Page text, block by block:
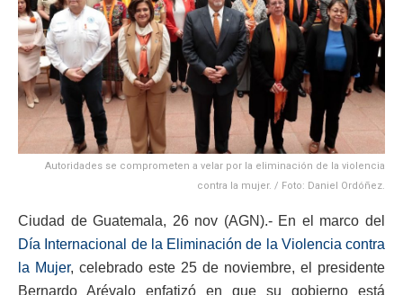
Autoridades se comprometen a velar por la eliminación de la violencia
contra la mujer. / Foto: Daniel Ordóñez.
Ciudad de Guatemala, 26 nov (AGN).- En el marco del
Día Internacional de la Eliminación de la Violencia contra
la Mujer, celebrado este 25 de noviembre, el presidente
Bernardo Arévalo enfatizó en que su gobierno está